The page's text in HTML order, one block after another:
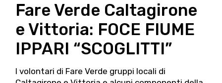
Fare Verde Caltagirone
e Vittoria: FOCE FIUME
IPPARI “SCOGLITTI”
I volontari di Fare Verde gruppi locali di